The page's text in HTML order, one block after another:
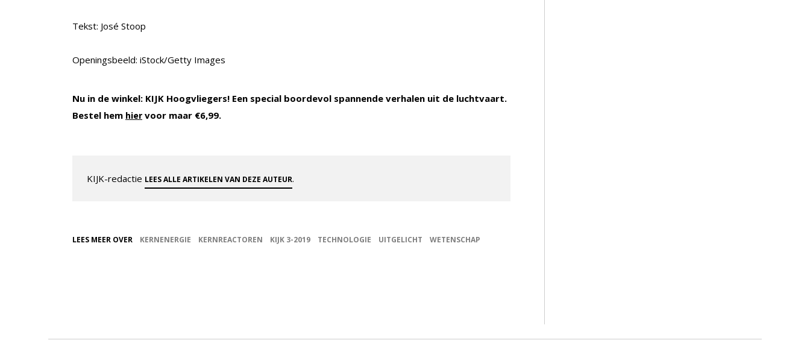
Tekst: José Stoop
Openingsbeeld: iStock/Getty Images
Nu in de winkel: KIJK Hoogvliegers! Een special boordevol spannende verhalen uit de luchtvaart.
Bestel hem hier voor maar €6,99.
KIJK-redactie LEES ALLE ARTIKELEN VAN DEZE AUTEUR.
LEES MEER OVER KERNENERGIE KERNREACTOREN KIJK 3-2019 TECHNOLOGIE UITGELICHT WETENSCHAP